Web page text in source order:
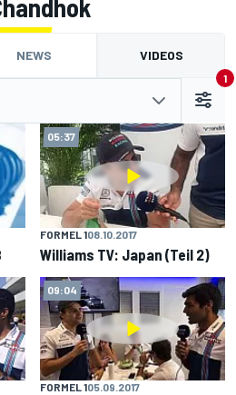
NEWS VIDEOS
1
05:37
FORMEL 108.10.2017
Williams TV: Japan (Teil 2)
09:04
FORMEL 105.09.2017